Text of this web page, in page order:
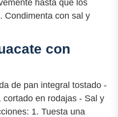
hasta que los
Condimenta con sal y
con
de pan integral tostado -
en rodajas - Sal y
1. Tuesta una